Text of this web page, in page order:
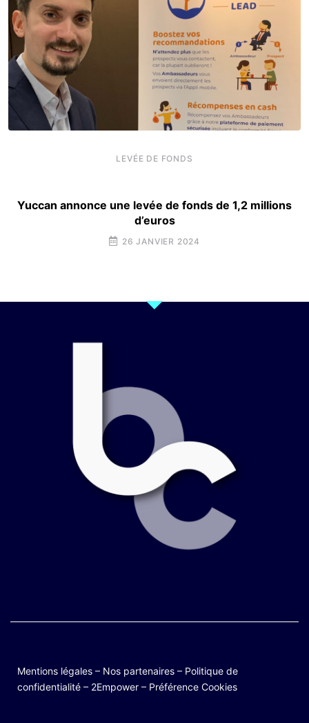
LEVÉE DE FONDS
Yuccan annonce une levée de fonds de 1,2 millions
d’euros
26 JANVIER 2024
Mentions légales – Nos partenaires – Politique de
confidentialité – 2Empower – Préférence Cookies